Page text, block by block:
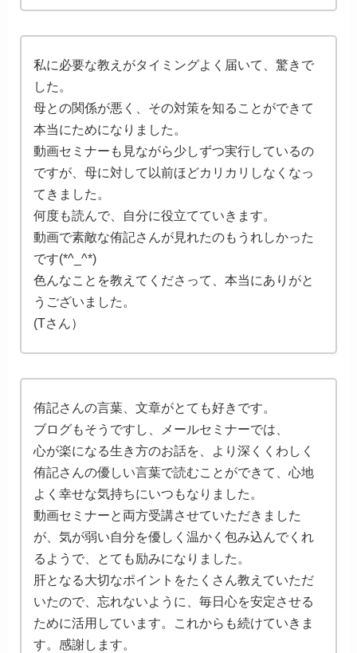
私に必要な教えがタイミングよく届いて、驚きで
した。
母との関係が悪く、その対策を知ることができて
本当にためになりました。
動画セミナーも見ながら少しずつ実行しているの
ですが、母に対して以前ほどカリカリしなくなっ
てきました。
何度も読んで、自分に役立てていきます。
動画で素敵な侑記さんが見れたのもうれしかった
です(*^_^*)
色んなことを教えてくださって、本当にありがと
うございました。
(Tさん）
侑記さんの言葉、文章がとても好きです。
ブログもそうですし、メールセミナーでは、
心が楽になる生き方のお話を、より深くくわしく
侑記さんの優しい言葉で読むことができて、心地
よく幸せな気持ちにいつもなりました。
動画セミナーと両方受講させていただきました
が、気が弱い自分を優しく温かく包み込んでくれ
るようで、とても励みになりました。
肝となる大切なポイントをたくさん教えていただ
いたので、忘れないように、毎日心を安定させる
ために活用しています。これからも続けていきま
す。感謝します。